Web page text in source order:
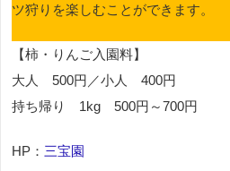
ツ狩りを楽しむことができます。
【柿・りんご入園料】
大人 500円／小人 400円
持ち帰り 1kg 500円～700円
HP： 三宝園